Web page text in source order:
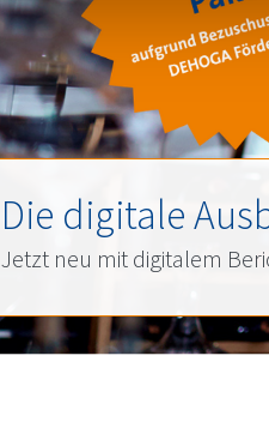
Die digitale
Jetzt neu mit digitalem